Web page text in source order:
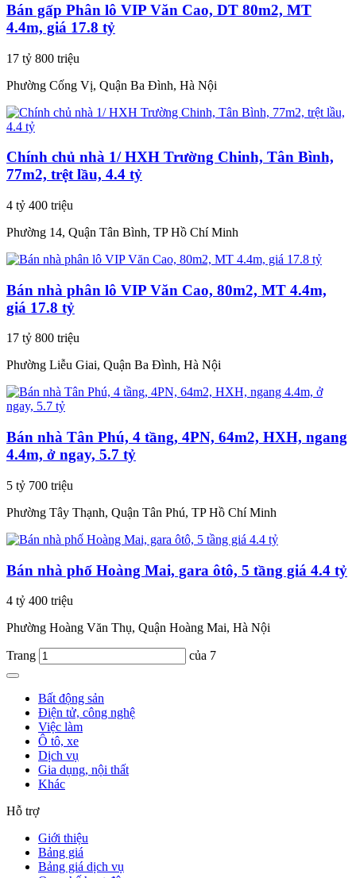
Bán gấp Phân lô VIP Văn Cao, DT 80m2, MT
4.4m, giá 17.8 tỷ
17 tỷ 800 triệu
Phường Cống Vị, Quận Ba Đình, Hà Nội
Chính chủ nhà 1/ HXH Trường Chinh, Tân Bình,
77m2, trệt lầu, 4.4 tỷ
4 tỷ 400 triệu
Phường 14, Quận Tân Bình, TP Hồ Chí Minh
Bán nhà phân lô VIP Văn Cao, 80m2, MT 4.4m,
giá 17.8 tỷ
17 tỷ 800 triệu
Phường Liễu Giai, Quận Ba Đình, Hà Nội
Bán nhà Tân Phú, 4 tầng, 4PN, 64m2, HXH, ngang
4.4m, ở ngay, 5.7 tỷ
5 tỷ 700 triệu
Phường Tây Thạnh, Quận Tân Phú, TP Hồ Chí Minh
Bán nhà phố Hoàng Mai, gara ôtô, 5 tầng giá 4.4 tỷ
4 tỷ 400 triệu
Phường Hoàng Văn Thụ, Quận Hoàng Mai, Hà Nội
Trang của 7
Bất động sản
Điện tử, công nghệ
Việc làm
Ô tô, xe
Dịch vụ
Gia dụng, nội thất
Khác
Hỗ trợ
Giới thiệu
Bảng giá
Bảng giá dịch vụ